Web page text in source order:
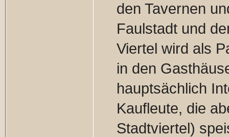
den Tavernen
Faulstadt und
Viertel wird als
in den
hauptsächlich
Kaufleute, die
Stadtviertel)